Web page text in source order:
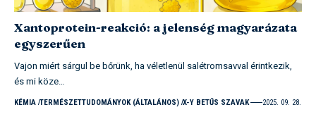
Xantoprotein-reakció: a jelenség magyarázata
egyszerűen
Vajon miért sárgul be bőrünk, ha véletlenül salétromsavval érintkezik,
és mi köze…
KÉMIA TERMÉSZETTUDOMÁNYOK (ÁLTALÁNOS) X-Y BETŰS SZAVAK 2025. 09. 28.